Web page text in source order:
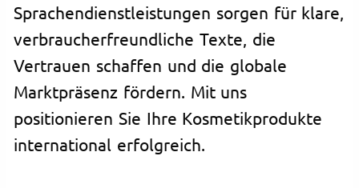
Sprachendienstleistungen sorgen für klare,
verbraucherfreundliche Texte, die
Vertrauen schaffen und die globale
Marktpräsenz fördern. Mit uns
positionieren Sie Ihre Kosmetikprodukte
international erfolgreich.